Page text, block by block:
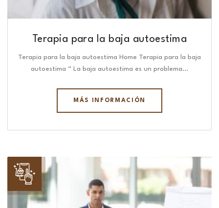
Terapia para la baja autoestima
Terapia para la baja autoestima Home Terapia para la baja
autoestima “ La baja autoestima es un problema…
MÁS INFORMACIÓN